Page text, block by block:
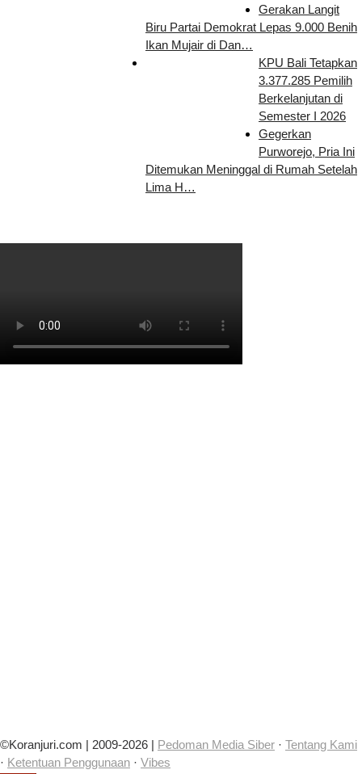
Gerakan Langit
Biru Partai Demokrat Lepas 9.000 Benih
Ikan Mujair di Dan…
KPU Bali Tetapkan
3.377.285 Pemilih
Berkelanjutan di
Semester I 2026
Gegerkan
Purworejo, Pria Ini
Ditemukan Meninggal di Rumah Setelah
Lima H…
©Koranjuri.com | 2009-2026 | Pedoman Media Siber · Tentang Kami
· Ketentuan Penggunaan · Vibes